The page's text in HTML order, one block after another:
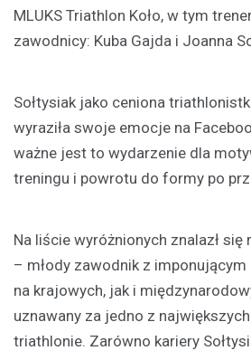
MLUKS Triathlon Koło, w tym
zawodnicy: Kuba Gajda i Joanna
Sołtysiak jako ceniona
wyraziła swoje emocje na
ważne jest to wydarzenie dla
treningu i powrotu do formy po
Na liście wyróżnionych znalazł się
– młody zawodnik z
na krajowych, jak i
uznawany za jedno z
triathlonie. Zarówno kariery